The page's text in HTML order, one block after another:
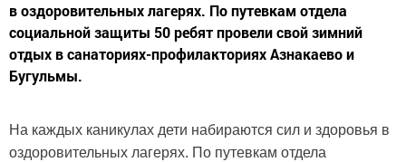
в оздоровительных лагерях. По путевкам отдела
социальной защиты 50 ребят провели свой зимний
отдых в санаториях-профилакториях Азнакаево и
Бугульмы.
На каждых каникулах дети набираются сил и здоровья в
оздоровительных лагерях. По путевкам отдела